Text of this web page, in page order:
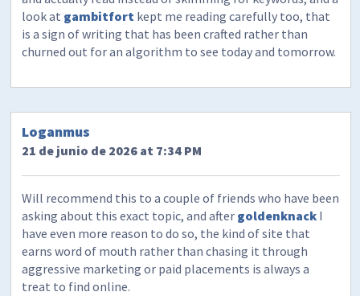
look at gambitfort kept me reading carefully too, that
is a sign of writing that has been crafted rather than
churned out for an algorithm to see today and tomorrow.
Loganmus
21 de junio de 2026 at 7:34 PM
Will recommend this to a couple of friends who have been
asking about this exact topic, and after goldenknack I
have even more reason to do so, the kind of site that
earns word of mouth rather than chasing it through
aggressive marketing or paid placements is always a
treat to find online.